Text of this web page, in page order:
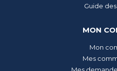
Guide
MON
Mon
Mes
Mes